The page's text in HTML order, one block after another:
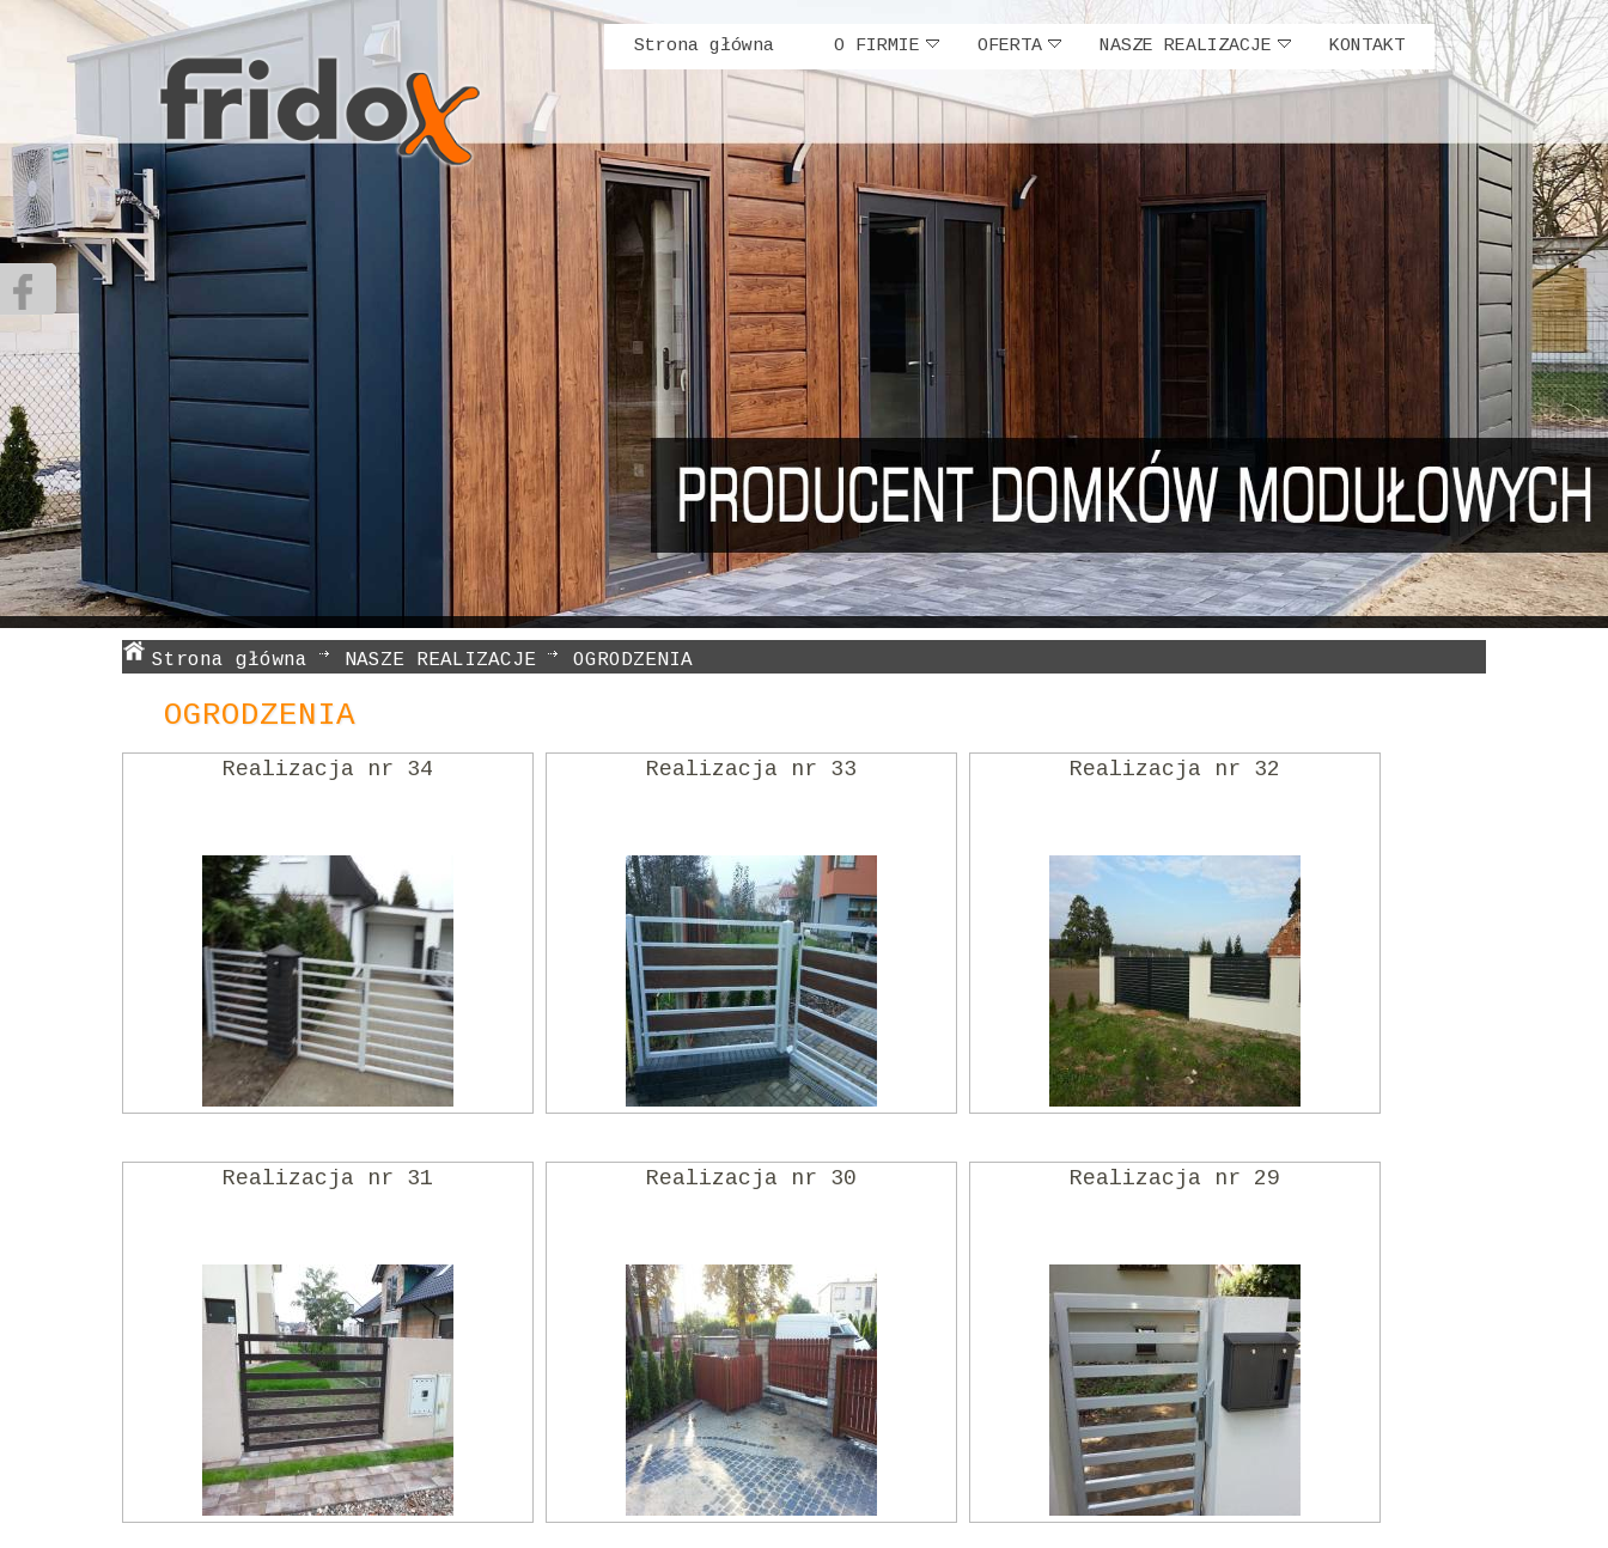
Strona główna O FIRMIE OFERTA NASZE REALIZACJE KONTAKT
Strona główna NASZE REALIZACJE OGRODZENIA
OGRODZENIA
Realizacja nr 34 Realizacja nr 33 Realizacja nr 32
Realizacja nr 31 Realizacja nr 30 Realizacja nr 29